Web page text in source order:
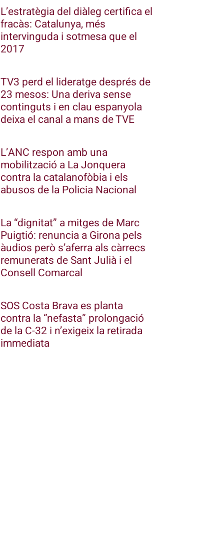
L’estratègia del diàleg certifica el
fracàs: Catalunya, més
intervinguda i sotmesa que el
2017
TV3 perd el lideratge després de
23 mesos: Una deriva sense
continguts i en clau espanyola
deixa el canal a mans de TVE
L’ANC respon amb una
mobilització a La Jonquera
contra la catalanofòbia i els
abusos de la Policia Nacional
La “dignitat” a mitges de Marc
Puigtió: renuncia a Girona pels
àudios però s’aferra als càrrecs
remunerats de Sant Julià i el
Consell Comarcal
SOS Costa Brava es planta
contra la “nefasta” prolongació
de la C-32 i n’exigeix la retirada
immediata